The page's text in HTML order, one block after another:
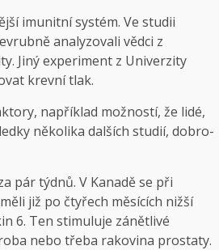
imunitní systém. Ve studii
analyzovali vědci z
Jiný experiment z Univerzity
krevní tlak.
například možností, že lidé,
několika dalších studií, dobro­
pár týdnů. V Kanadě se při
již po čtyřech měsících nižší
6. Ten stimuluje zánětlivé
nebo třeba rakovina prostaty.